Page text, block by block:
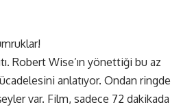
Robert Wise’ın yönettiği bu az
anlatıyor. Ondan ringde
var. Film, sadece 72 dakikada